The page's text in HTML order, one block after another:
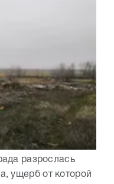
разрослась
ущерб от которой